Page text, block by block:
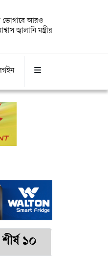
ভোগাবে আরও
জ্বালানি মন্ত্রীর
শীর্ষ ১০